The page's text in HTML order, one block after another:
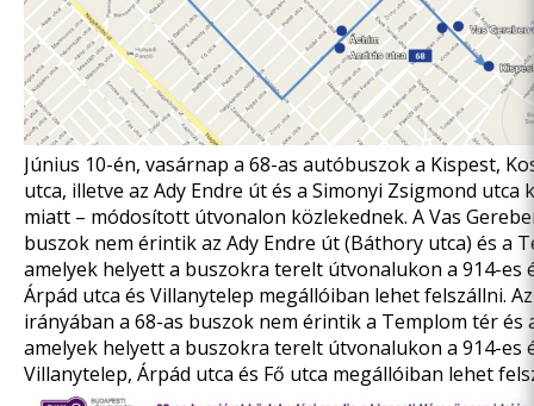
Június 10-én, vasárnap a 68-as autóbuszok a Kispest,
utca, illetve az Ady Endre út és a Simonyi Zsigmond utca
miatt – módosított útvonalon közlekednek. A Vas
buszok nem érintik az Ady Endre út (Báthory utca) és a
amelyek helyett a buszokra terelt útvonalukon a 914-es
Árpád utca és Villanytelep megállóiban lehet felszállni.
irányában a 68-as buszok nem érintik a Templom tér és
amelyek helyett a buszokra terelt útvonalukon a 914-es
Villanytelep, Árpád utca és Fő utca megállóiban lehet